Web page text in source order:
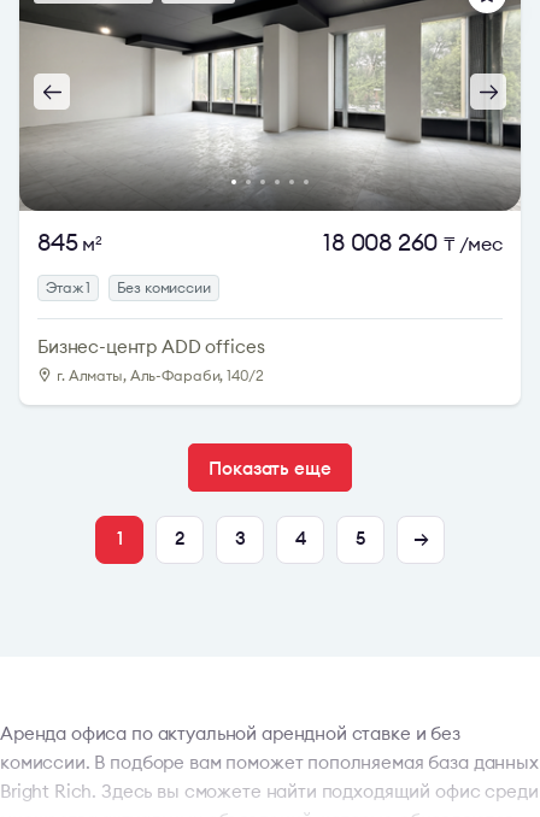
845м2 18 008 260 ₸ /мес
Этаж 1 Без комиссии
Бизнес-центр ADD offices
г. Алматы, Аль-Фараби, 140/2
Показать еще
1 2 3 4 5
Аренда офиса по актуальной арендной ставке и без
комиссии. В подборе вам поможет пополняемая база данных
Bright Rich. Здесь вы сможете найти подходящий офис среди